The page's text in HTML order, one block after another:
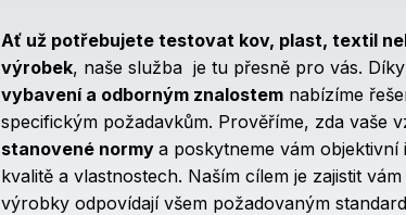
Ať už potřebujete testovat kov, plast, textil
výrobek, naše služba je tu přesně pro vás. Díky
vybavení a odborným znalostem nabízíme
specifickým požadavkům. Prověříme, zda vaše
stanovené normy a poskytneme vám objektivní
kvalitě a vlastnostech. Naším cílem je zajistit
výrobky odpovídají všem požadovaným